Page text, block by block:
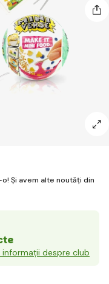
o! Și avem alte noutăți din
despre club